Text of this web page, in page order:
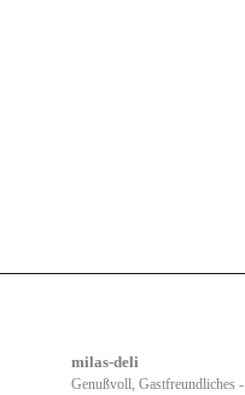
milas-deli
Genußvoll, Gastfreundliches -